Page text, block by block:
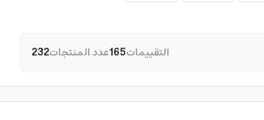
التقييمات165عدد المنتجات232